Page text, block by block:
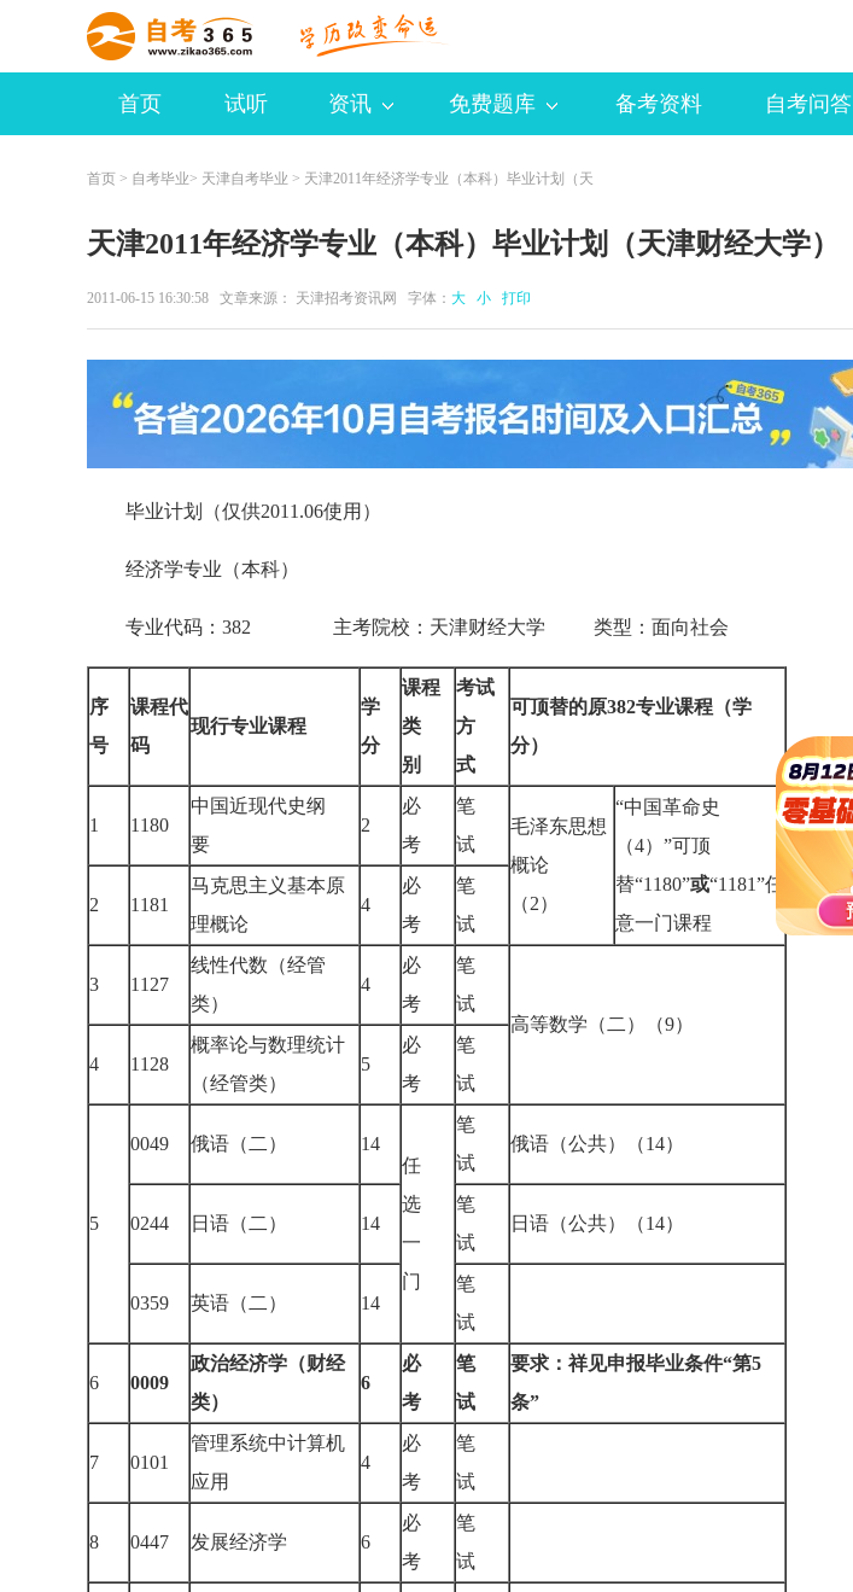
首页 试听 资讯 免费题库 备考资料 自考问答
首页 > 自考毕业> 天津自考毕业 > 天津2011年经济学专业（本科）毕业计划（天
天津2011年经济学专业（本科）毕业计划（天津财经大学）
2011-06-15 16:30:58 文章来源： 天津招考资讯网 字体： 大 小 打印
毕业计划（仅供2011.06使用）
经济学专业（本科）
专业代码：382 主考院校：天津财经大学 类型：面向社会
序
号
课程代
码
现行专业课程
学
分
课程
类
别
考试
方
式
可顶替的原382专业课程（学
分）
1 1180
中国近现代史纲
要
2
必
考
笔
试
毛泽东思想
概论
（2）
“中国革命史
（4）”可顶
替“1180”或“1181”任
意一门课程
2 1181
马克思主义基本原
理概论
4
必
考
笔
试
3 1127
线性代数（经管
类）
4
必
考
笔
试
高等数学（二）（9）
4
1128
概率论与数理统计
（经管类）
5
必
考
笔
试
5
0049 俄语（二）
14
任
选
一
门
笔
试
俄语（公共）（14）
0244 日语（二） 14
笔
试
日语（公共）（14）
0359 英语（二） 14
笔
试
6 0009
政治经济学（财经
类）
6
必
考
笔
试
要求：祥见申报毕业条件“第5
条”
7 0101
管理系统中计算机
应用
4
必
考
笔
试
8 0447 发展经济学 6
必
考
笔
试